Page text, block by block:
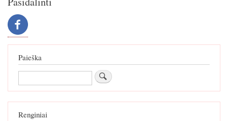
Paieška
Paieška
Renginiai